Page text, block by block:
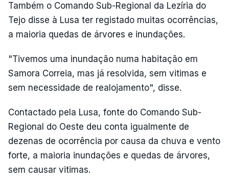
Também o Comando Sub-Regional da Lezíria do
Tejo disse à Lusa ter registado muitas ocorrências,
a maioria quedas de árvores e inundações.
"Tivemos uma inundação numa habitação em
Samora Correia, mas já resolvida, sem vitimas e
sem necessidade de realojamento", disse.
Contactado pela Lusa, fonte do Comando Sub-
Regional do Oeste deu conta igualmente de
dezenas de ocorrência por causa da chuva e vento
forte, a maioria inundações e quedas de árvores,
sem causar vitimas.